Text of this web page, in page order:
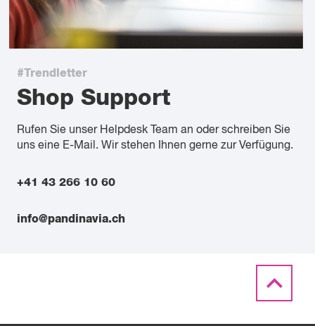
#Trendletter
Shop Support
Rufen Sie unser Helpdesk Team an oder schreiben Sie
uns eine E-Mail. Wir stehen Ihnen gerne zur Verfügung.
+41 43 266 10 60
info@pandinavia.ch